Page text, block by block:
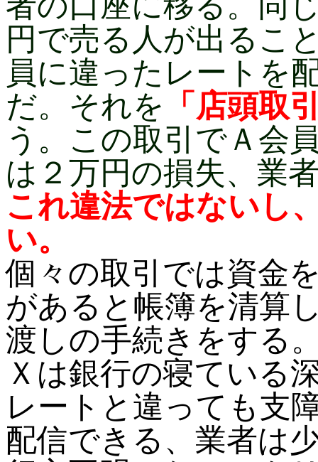
円で売る人が出るこ
員に違ったレートを
だ。それを 「店頭取
う。この取引でＡ会
は２万円の損失、業
これ違法ではないし
い。
個々の取引では資金
があると帳簿を清算
渡しの手続きをする
Ｘは銀行の寝ている
レートと違っても支
配信できる、業者は